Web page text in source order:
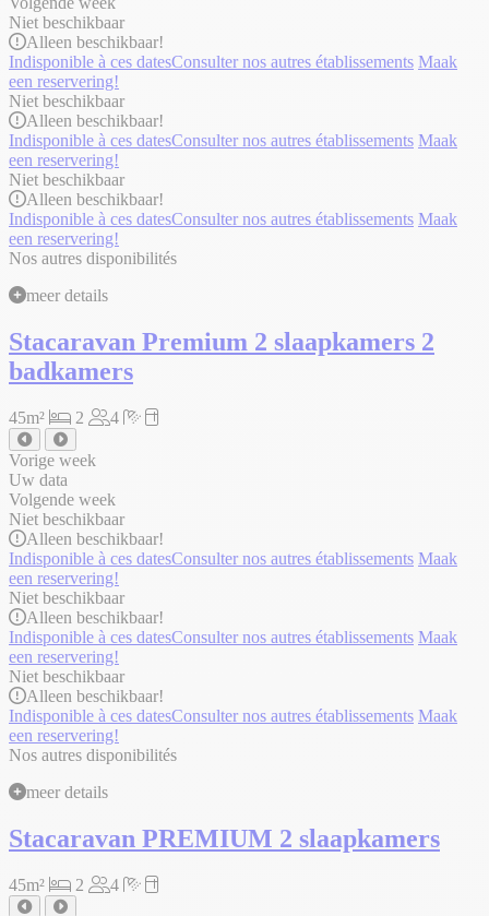
Niet beschikbaar
Alleen beschikbaar!
Indisponible à ces datesConsulter nos autres établissements Maak
een reservering!
Niet beschikbaar
Alleen beschikbaar!
Indisponible à ces datesConsulter nos autres établissements Maak
een reservering!
Niet beschikbaar
Alleen beschikbaar!
Indisponible à ces datesConsulter nos autres établissements Maak
een reservering!
Nos autres disponibilités
meer details
Stacaravan Premium 2 slaapkamers 2
badkamers
45m² 2 4
Vorige week
Uw data
Volgende week
Niet beschikbaar
Alleen beschikbaar!
Indisponible à ces datesConsulter nos autres établissements Maak
een reservering!
Niet beschikbaar
Alleen beschikbaar!
Indisponible à ces datesConsulter nos autres établissements Maak
een reservering!
Niet beschikbaar
Alleen beschikbaar!
Indisponible à ces datesConsulter nos autres établissements Maak
een reservering!
Nos autres disponibilités
meer details
Stacaravan PREMIUM 2 slaapkamers
45m² 2 4